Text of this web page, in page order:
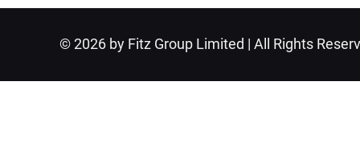
© 2026 by Fitz Group Limited | All Rights